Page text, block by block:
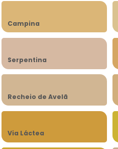
Campina
Serpentina
Recheio de Avelã
Via Láctea